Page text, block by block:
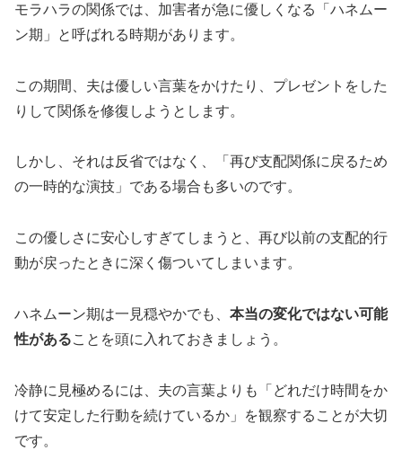
モラハラの関係では、加害者が急に優しくなる「ハネムー
ン期」と呼ばれる時期があります。
この期間、夫は優しい言葉をかけたり、プレゼントをした
りして関係を修復しようとします。
しかし、それは反省ではなく、「再び支配関係に戻るため
の一時的な演技」である場合も多いのです。
この優しさに安心しすぎてしまうと、再び以前の支配的行
動が戻ったときに深く傷ついてしまいます。
ハネムーン期は一見穏やかでも、 本当の変化ではない可能
性があることを頭に入れておきましょう。
冷静に見極めるには、夫の言葉よりも「どれだけ時間をか
けて安定した行動を続けているか」を観察することが大切
です。